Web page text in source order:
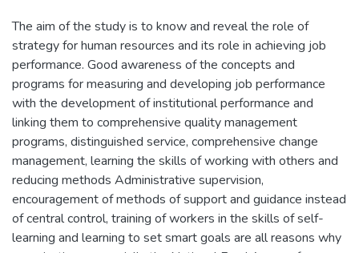
The aim of the study is to know and reveal the role of
strategy for human resources and its role in achieving job
performance. Good awareness of the concepts and
programs for measuring and developing job performance
with the development of institutional performance and
linking them to comprehensive quality management
programs, distinguished service, comprehensive change
management, learning the skills of working with others and
reducing methods Administrative supervision,
encouragement of methods of support and guidance instead
of central control, training of workers in the skills of self-
learning and learning to set smart goals are all reasons why